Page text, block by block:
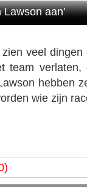
aan’
veel
team
hebben
wie zijn